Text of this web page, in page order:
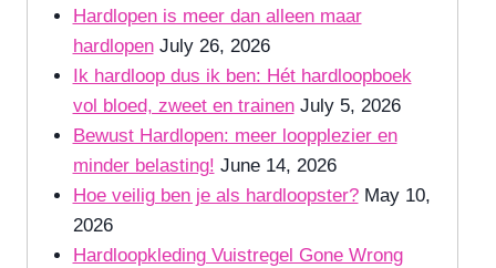
Hardlopen is meer dan alleen maar
hardlopen July 26, 2026
Ik hardloop dus ik ben: Hét hardloopboek
vol bloed, zweet en trainen July 5, 2026
Bewust Hardlopen: meer loopplezier en
minder belasting! June 14, 2026
Hoe veilig ben je als hardloopster? May 10,
2026
Hardloopkleding Vuistregel Gone Wrong